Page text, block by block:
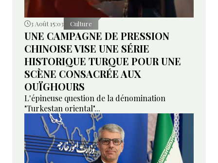
3 Août 15:03 Culture
UNE CAMPAGNE DE PRESSION
CHINOISE VISE UNE SÉRIE
HISTORIQUE TURQUE POUR UNE
SCÈNE CONSACRÉE AUX
OUÏGHOURS
L'épineuse question de la dénomination
"Turkestan oriental"...